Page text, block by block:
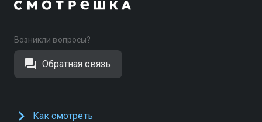
Возникли вопросы?
Обратная связь
Как смотреть